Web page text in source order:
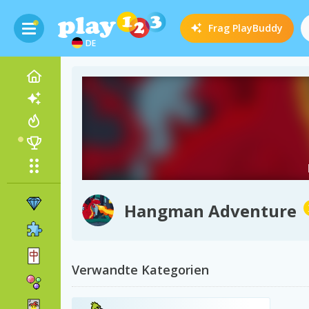
DE
Frag PlayBuddy
Hangman Adventure
Verwandte Kategorien